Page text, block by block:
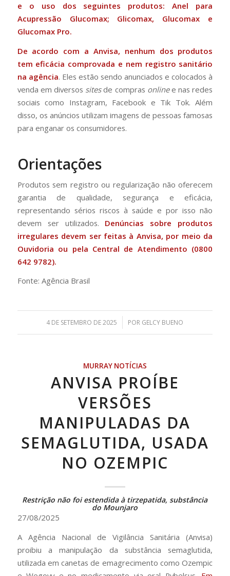
e o uso dos seguintes produtos: Anel para
Acupressão Glucomax; Glicomax, Glucomax e
Glucomax Pro.
De acordo com a Anvisa, nenhum dos produtos
tem eficácia comprovada e nem registro sanitário
na agência. Eles estão sendo anunciados e colocados à
venda em diversos sitesde compras onlinee nas redes
sociais como Instagram, Facebook e Tik Tok. Além
disso, os anúncios utilizam imagens de pessoas famosas
para enganar os consumidores.
Orientações
Produtos sem registro ou regularização não oferecem
garantia de qualidade, segurança e eficácia,
representando sérios riscos à saúde e por isso não
devem ser utilizados. Denúncias sobre produtos
irregulares devem ser feitas à Anvisa, por meio da
Ouvidoria ou pela Central de Atendimento (0800
642 9782).
Fonte: Agência Brasil
4 DE SETEMBRO DE 2025
/ POR GELCY BUENO
MURRAY NOTÍCIAS
ANVISA PROÍBE
VERSÕES
MANIPULADAS DA
SEMAGLUTIDA, USADA
NO OZEMPIC
Restrição não foi estendida à tirzepatida, substância
do Mounjaro
27/08/2025
A Agência Nacional de Vigilância Sanitária (Anvisa)
proibiu a manipulação da substância semaglutida,
utilizada em canetas de emagrecimento como Ozempic